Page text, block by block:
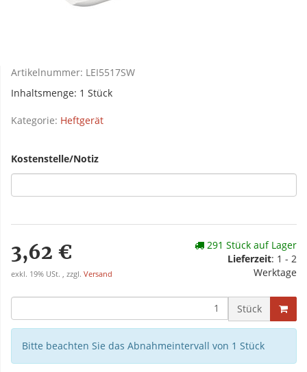
Artikelnummer: LEI5517SW
Inhaltsmenge: 1 Stück
Kategorie: Heftgerät
Kostenstelle/Notiz
3,62 €
exkl. 19% USt. , zzgl. Versand
291 Stück auf Lager
Lieferzeit: 1 - 2
Werktage
Stück
Bitte beachten Sie das Abnahmeintervall von 1 Stück